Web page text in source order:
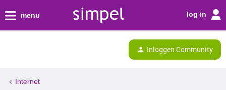
menu log in
Inloggen Community
Internet